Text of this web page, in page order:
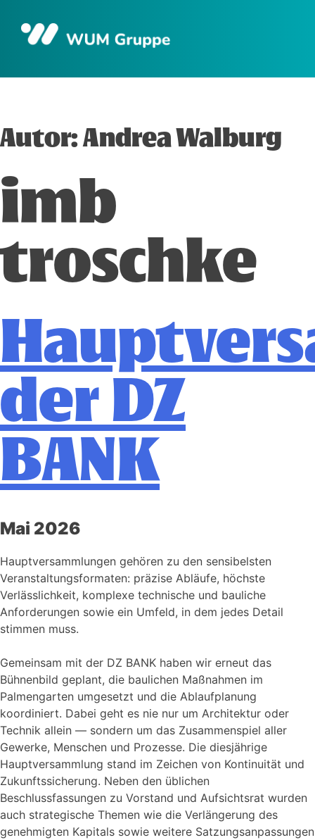
content
Autor:Andrea Walburg
imb
troschke
der DZ
BANK
Mai 2026
Hauptversammlungen gehören zu den sensibelsten
Veranstaltungsformaten: präzise Abläufe, höchste
Verlässlichkeit, komplexe technische und bauliche
Anforderungen sowie ein Umfeld, in dem jedes Detail
stimmen muss.
Gemeinsam mit der DZ BANK haben wir erneut das
Bühnenbild geplant, die baulichen Maßnahmen im
Palmengarten umgesetzt und die Ablaufplanung
koordiniert. Dabei geht es nie nur um Architektur oder
Technik allein — sondern um das Zusammenspiel aller
Gewerke, Menschen und Prozesse. Die diesjährige
Hauptversammlung stand im Zeichen von Kontinuität und
Zukunftssicherung. Neben den üblichen
Beschlussfassungen zu Vorstand und Aufsichtsrat wurden
auch strategische Themen wie die Verlängerung des
genehmigten Kapitals sowie weitere Satzungsanpassungen